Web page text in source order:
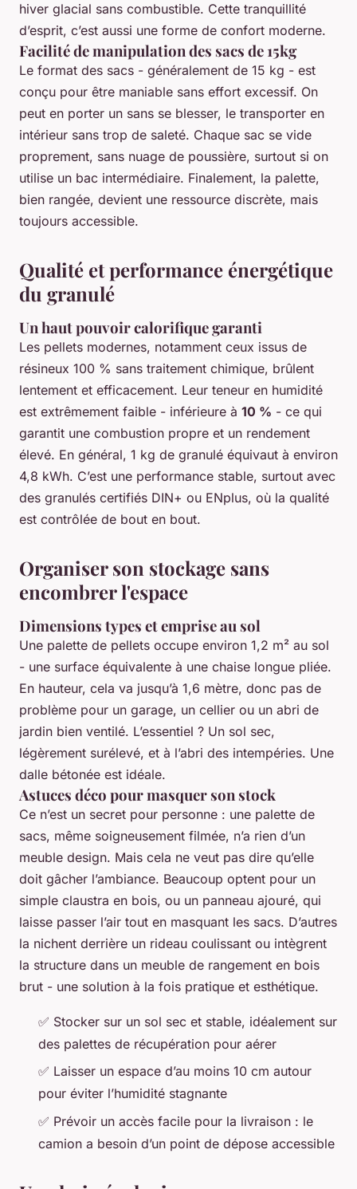
hiver glacial sans combustible. Cette tranquillité
d’esprit, c’est aussi une forme de confort moderne.
Facilité de manipulation des sacs de 15kg
Le format des sacs - généralement de 15 kg - est
conçu pour être maniable sans effort excessif. On
peut en porter un sans se blesser, le transporter en
intérieur sans trop de saleté. Chaque sac se vide
proprement, sans nuage de poussière, surtout si on
utilise un bac intermédiaire. Finalement, la palette,
bien rangée, devient une ressource discrète, mais
toujours accessible.
Qualité et performance énergétique
du granulé
Un haut pouvoir calorifique garanti
Les pellets modernes, notamment ceux issus de
résineux 100 % sans traitement chimique, brûlent
lentement et efficacement. Leur teneur en humidité
est extrêmement faible - inférieure à 10 % - ce qui
garantit une combustion propre et un rendement
élevé. En général, 1 kg de granulé équivaut à environ
4,8 kWh. C’est une performance stable, surtout avec
des granulés certifiés DIN+ ou ENplus, où la qualité
est contrôlée de bout en bout.
Organiser son stockage sans
encombrer l'espace
Dimensions types et emprise au sol
Une palette de pellets occupe environ 1,2 m² au sol
- une surface équivalente à une chaise longue pliée.
En hauteur, cela va jusqu’à 1,6 mètre, donc pas de
problème pour un garage, un cellier ou un abri de
jardin bien ventilé. L’essentiel ? Un sol sec,
légèrement surélevé, et à l’abri des intempéries. Une
dalle bétonée est idéale.
Astuces déco pour masquer son stock
Ce n’est un secret pour personne : une palette de
sacs, même soigneusement filmée, n’a rien d’un
meuble design. Mais cela ne veut pas dire qu’elle
doit gâcher l’ambiance. Beaucoup optent pour un
simple claustra en bois, ou un panneau ajouré, qui
laisse passer l’air tout en masquant les sacs. D’autres
la nichent derrière un rideau coulissant ou intègrent
la structure dans un meuble de rangement en bois
brut - une solution à la fois pratique et esthétique.
✅ Stocker sur un sol sec et stable, idéalement sur
des palettes de récupération pour aérer
✅ Laisser un espace d’au moins 10 cm autour
pour éviter l’humidité stagnante
✅ Prévoir un accès facile pour la livraison : le
camion a besoin d’un point de dépose accessible